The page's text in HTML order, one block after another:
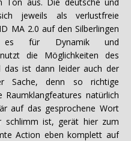
jeweils als verlustfreie
MA 2.0 auf den Silberlingen
es für Dynamik und
die Möglichkeiten des
das ist dann leider auch der
Sache, denn so richtige
natürlich
auf das gesprochene Wort
schlimm ist, gerät hier zum
Action eben komplett auf